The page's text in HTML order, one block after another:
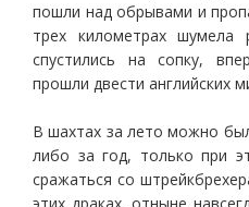
пошли над обрывами и
трех километрах
спустились на сопку,
прошли двести английских
В шахтах за лето можно
либо за год, только при
сражаться со